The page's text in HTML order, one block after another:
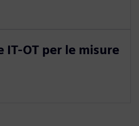
IT-OT per le misure